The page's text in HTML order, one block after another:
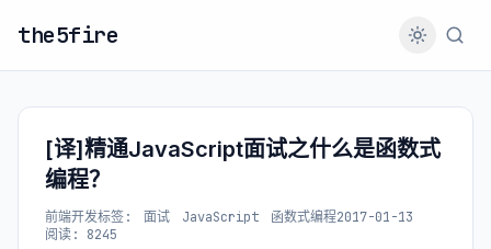
the5fire
[译]精通JavaScript面试之什么是函数式
编程？
前端开发标签: 面试 JavaScript 函数式编程2017-01-13
阅读: 8245